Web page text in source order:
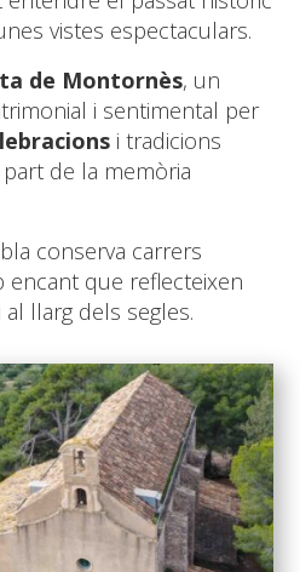
vistes espectaculars.
de Montornès, un
i sentimental per
i tradicions
de la memòria
conserva carrers
encant que reflecteixen
llarg dels segles.